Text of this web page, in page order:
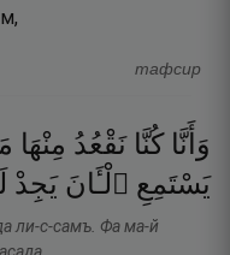
тафсир
وَأَنَّا كُنَّا نَقْعُدُ مِنْهَا
يَسْتَمِعِ ٱلْـَٔانَ يَجِدْ
ли-с-самъ. Фа ма-й